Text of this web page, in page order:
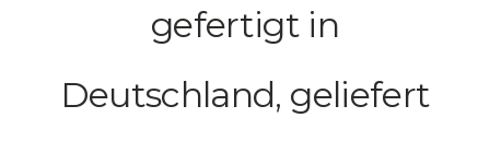
gefertigt in
Deutschland, geliefert